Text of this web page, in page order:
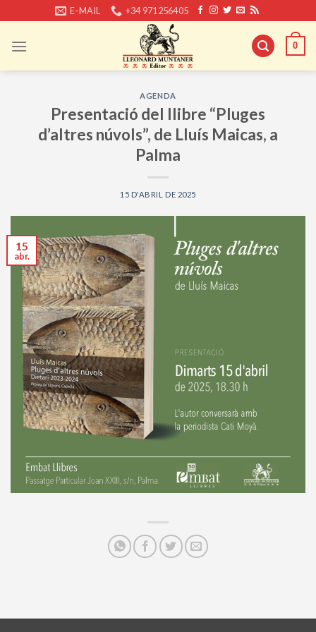
content
E-MAIL +34 971256405
0
AGENDA
Presentació del llibre “Pluges
d’altres núvols”, de Lluís Maicas, a
Palma
15 D'ABRIL DE 2025
15
abr.